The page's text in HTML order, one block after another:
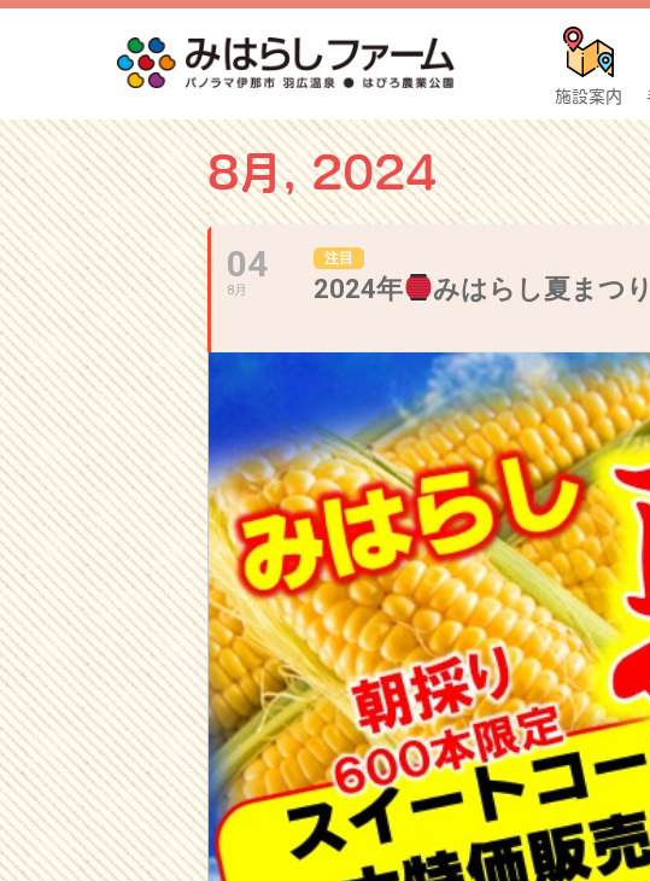
施設案内
8月, 2024
04
8月
注目
2024年 みはらし夏まつり